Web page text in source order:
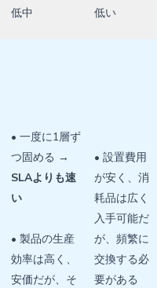
低中 低い
• 一度に1層ず
つ固める →
SLAよりも速
い
• 製品の生産
効率は高く、
安価だが、そ
• 設置費用
が安く、消
耗品は広く
入手可能だ
が、頻繁に
交換する必
要がある